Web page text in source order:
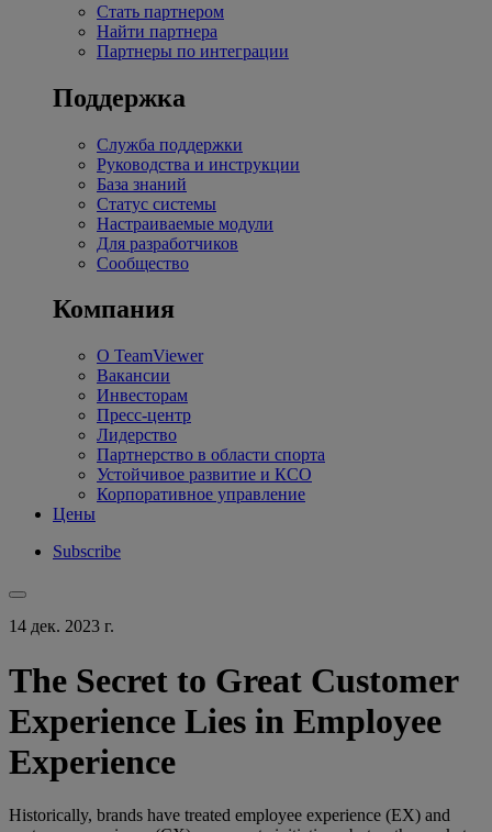
Стать партнером
Найти партнера
Партнеры по интеграции
Поддержка
Служба поддержки
Руководства и инструкции
База знаний
Статус системы
Настраиваемые модули
Для разработчиков
Сообщество
Компания
О TeamViewer
Вакансии
Инвесторам
Пресс-центр
Лидерство
Партнерство в области спорта
Устойчивое развитие и КСО
Корпоративное управление
Цены
Subscribe
14 дек. 2023 г.
The Secret to Great Customer
Experience Lies in Employee
Experience
Historically, brands have treated employee experience (EX) and